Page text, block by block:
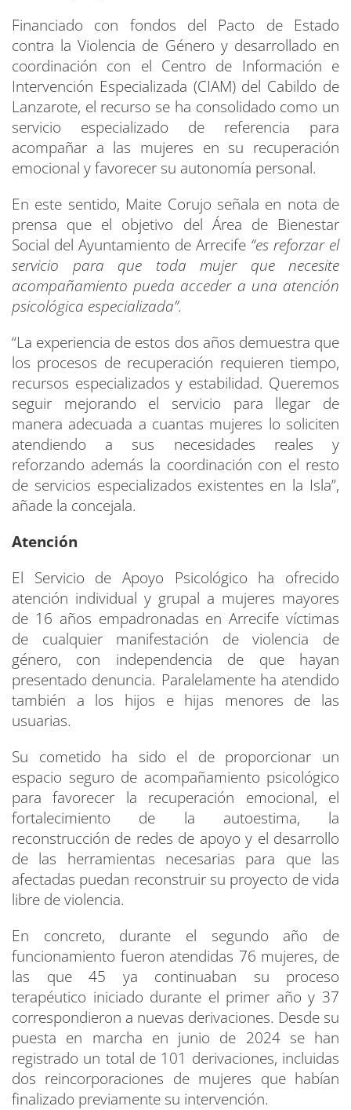
Financiado con fondos del Pacto de Estado
contra la Violencia de Género y desarrollado en
coordinación con el Centro de Información e
Intervención Especializada (CIAM) del Cabildo de
Lanzarote, el recurso se ha consolidado como un
servicio especializado de referencia para
acompañar a las mujeres en su recuperación
emocional y favorecer su autonomía personal.
En este sentido, Maite Corujo señala en nota de
prensa que el objetivo del Área de Bienestar
Social del Ayuntamiento de Arrecife “es reforzar el
servicio para que toda mujer que necesite
acompañamiento pueda acceder a una atención
psicológica especializada”.
“La experiencia de estos dos años demuestra que
los procesos de recuperación requieren tiempo,
recursos especializados y estabilidad. Queremos
seguir mejorando el servicio para llegar de
manera adecuada a cuantas mujeres lo soliciten
atendiendo a sus necesidades reales y
reforzando además la coordinación con el resto
de servicios especializados existentes en la Isla”,
añade la concejala.
Atención
El Servicio de Apoyo Psicológico ha ofrecido
atención individual y grupal a mujeres mayores
de 16 años empadronadas en Arrecife víctimas
de cualquier manifestación de violencia de
género, con independencia de que hayan
presentado denuncia. Paralelamente ha atendido
también a los hijos e hijas menores de las
usuarias.
Su cometido ha sido el de proporcionar un
espacio seguro de acompañamiento psicológico
para favorecer la recuperación emocional, el
fortalecimiento de la autoestima, la
reconstrucción de redes de apoyo y el desarrollo
de las herramientas necesarias para que las
afectadas puedan reconstruir su proyecto de vida
libre de violencia.
En concreto, durante el segundo año de
funcionamiento fueron atendidas 76 mujeres, de
las que 45 ya continuaban su proceso
terapéutico iniciado durante el primer año y 37
correspondieron a nuevas derivaciones. Desde su
puesta en marcha en junio de 2024 se han
registrado un total de 101 derivaciones, incluidas
dos reincorporaciones de mujeres que habían
finalizado previamente su intervención.